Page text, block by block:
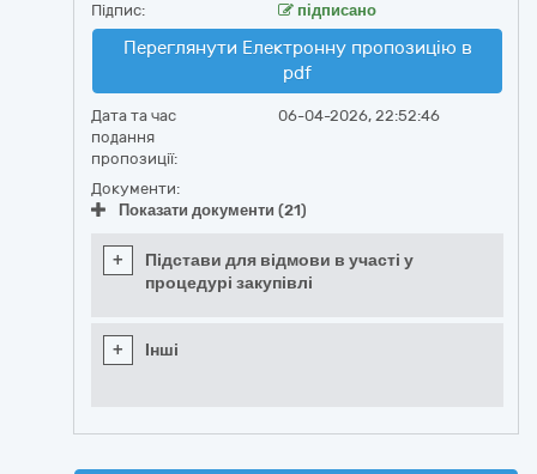
Підпис: підписано
Переглянути Електронну пропозицію в
pdf
Дата та час
подання
пропозиції:
06-04-2026, 22:52:46
Документи:
Показати документи (21)
+
Підстави для відмови в участі у
процедурі закупівлі
+ Інші